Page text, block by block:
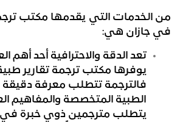
من الخدمات التي يقدمها مكتب
في جازان هي:
تعد الدقة والاحترافية أحد أهم
يوفرها مكتب ترجمة تقارير
فالترجمة تتطلب معرفة
الطبية المتخصصة والمفاهيم
يتطلب مترجمين ذوي خبرة في